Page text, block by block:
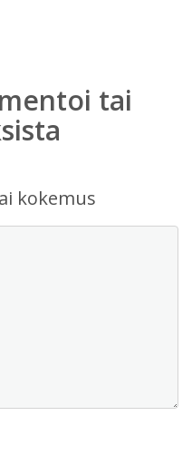
tai
kokemus